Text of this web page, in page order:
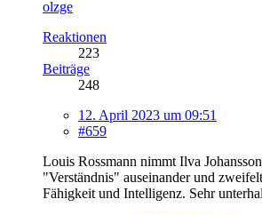
olzge
Reaktionen
223
Beiträge
248
12. April 2023 um 09:51
#659
Louis Rossmann nimmt Ilva
"Verständnis" auseinander und
Fähigkeit und Intelligenz. Sehr